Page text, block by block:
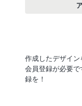
作成したデザイ
会員登録が必要
録を！